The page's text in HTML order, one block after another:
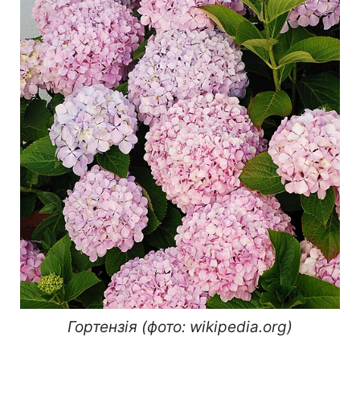
Гортензія (фото: wikipedia.org)